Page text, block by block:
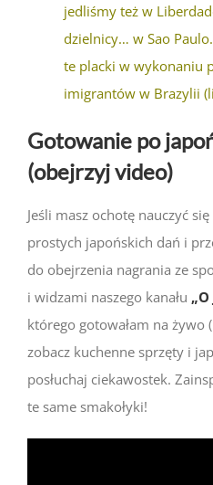
jedliśmy też w
dzielnicy… w Sao
te placki w wykonaniu
imigrantów w Brazylii (
Gotowanie po
(obejrzyj video)
Jeśli masz ochotę nauczyć
prostych japońskich dań i
do obejrzenia nagrania ze
i widzami naszego kanału „O
którego gotowałam na żywo
zobacz kuchenne sprzęty i
posłuchaj ciekawostek.
te same smakołyki!